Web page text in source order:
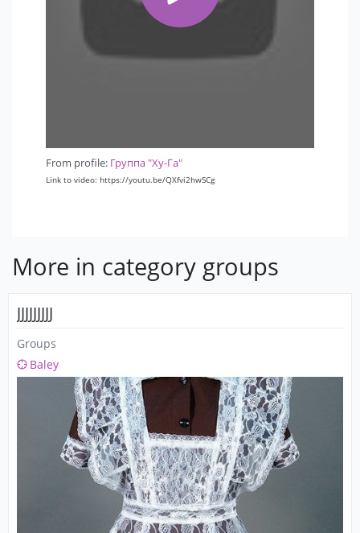
From profile: Группа "Ху-Га"
Link to video: https://youtu.be/QXfvi2hwSCg
More in category groups
JJJJJJJJJ
Groups
Baley